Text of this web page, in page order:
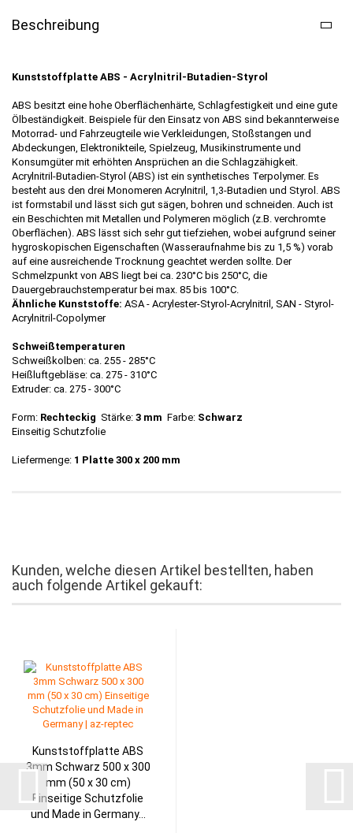
Beschreibung
Kunststoffplatte ABS - Acrylnitril-Butadien-Styrol
ABS besitzt eine hohe Oberflächenhärte, Schlagfestigkeit und eine gute
Ölbeständigkeit. Beispiele für den Einsatz von ABS sind bekannterweise
Motorrad- und Fahrzeugteile wie Verkleidungen, Stoßstangen und
Abdeckungen, Elektronikteile, Spielzeug, Musikinstrumente und
Konsumgüter mit erhöhten Ansprüchen an die Schlagzähigkeit.
Acrylnitril-Butadien-Styrol (ABS) ist ein synthetisches Terpolymer. Es
besteht aus den drei Monomeren Acrylnitril, 1,3-Butadien und Styrol. ABS
ist formstabil und lässt sich gut sägen, bohren und schneiden. Auch ist
ein Beschichten mit Metallen und Polymeren möglich (z.B. verchromte
Oberflächen). ABS lässt sich sehr gut tiefziehen, wobei aufgrund seiner
hygroskopischen Eigenschaften (Wasseraufnahme bis zu 1,5 %) vorab
auf eine ausreichende Trocknung geachtet werden sollte. Der
Schmelzpunkt von ABS liegt bei ca. 230°C bis 250°C, die
Dauergebrauchstemperatur bei max. 85 bis 100°C.
Ähnliche Kunststoffe: ASA - Acrylester-Styrol-Acrylnitril, SAN - Styrol-
Acrylnitril-Copolymer
Schweißtemperaturen
Schweißkolben: ca. 255 - 285°C
Heißluftgebläse: ca. 275 - 310°C
Extruder: ca. 275 - 300°C
Form: Rechteckig Stärke: 3 mm Farbe: Schwarz
Einseitig Schutzfolie
Liefermenge: 1 Platte 300 x 200 mm
Kunden, welche diesen Artikel bestellten, haben
auch folgende Artikel gekauft:
Kunststoffplatte ABS
3mm Schwarz 500 x 300
mm (50 x 30 cm)
Einseitige Schutzfolie
und Made in Germany...